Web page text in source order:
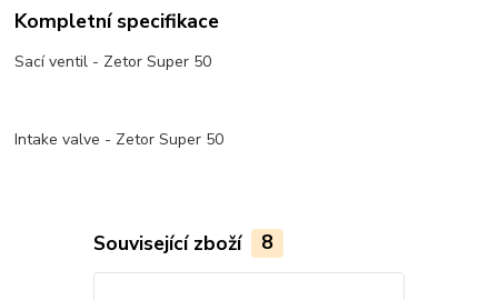
Kompletní specifikace
Sací ventil - Zetor Super 50
Intake valve - Zetor Super 50
Související zboží 8